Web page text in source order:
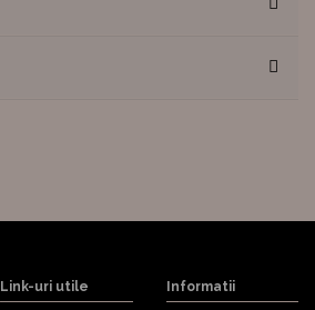
Link-uri utile Informatii